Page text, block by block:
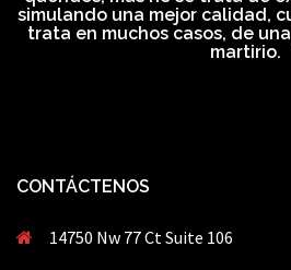
simulando una mejor calidad,
trata en muchos casos, de
martirio.
CONTÁCTENOS
14750 Nw 77 Ct Suite 106